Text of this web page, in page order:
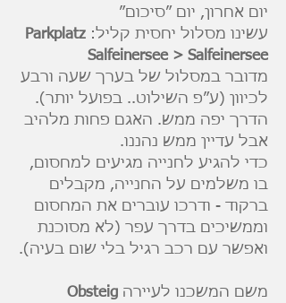
יום אחרון, יום ״סיכום״
עשינו מסלול יחסית קליל: Parkplatz
Salfeinersee > Salfeinersee
מדובר במסלול של בערך שעה ורבע
לכיוון (ע״פ השילוט.. בפועל יותר).
הדרך יפה ממש. האגם פחות מלהיב
אבל עדיין ממש נהננו.
כדי להגיע לחנייה מגיעים למחסום,
בו משלמים על החנייה, מקבלים
ברקוד - ודרכו עוברים את המחסום
וממשיכים בדרך עפר (לא מסוכנת
ואפשר עם רכב רגיל בלי שום בעיה).
משם המשכנו לעיירה Obsteig